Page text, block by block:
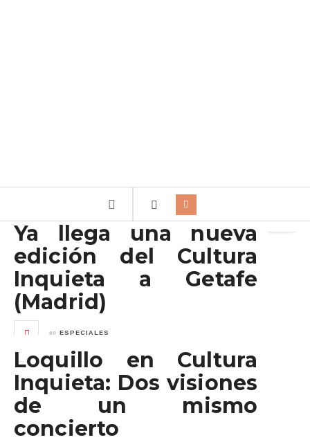
Ya llega una nueva
edición del Cultura
Inquieta a Getafe
(Madrid)
en ESPECIALES
Loquillo en Cultura
Inquieta: Dos visiones
de un mismo
concierto